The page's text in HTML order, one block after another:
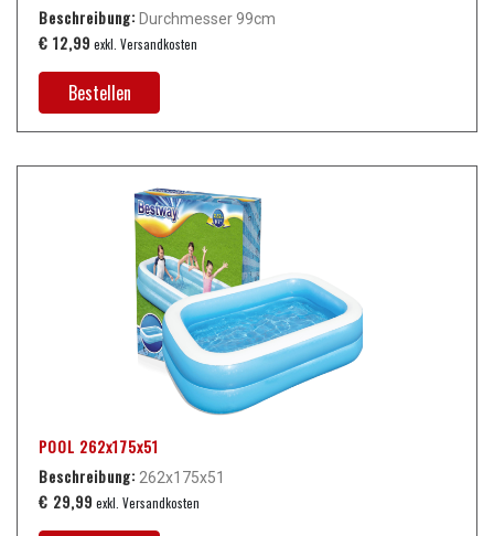
Beschreibung: Durchmesser 99cm
€ 12,99 exkl. Versandkosten
Bestellen
POOL 262x175x51
Beschreibung: 262x175x51
€ 29,99 exkl. Versandkosten